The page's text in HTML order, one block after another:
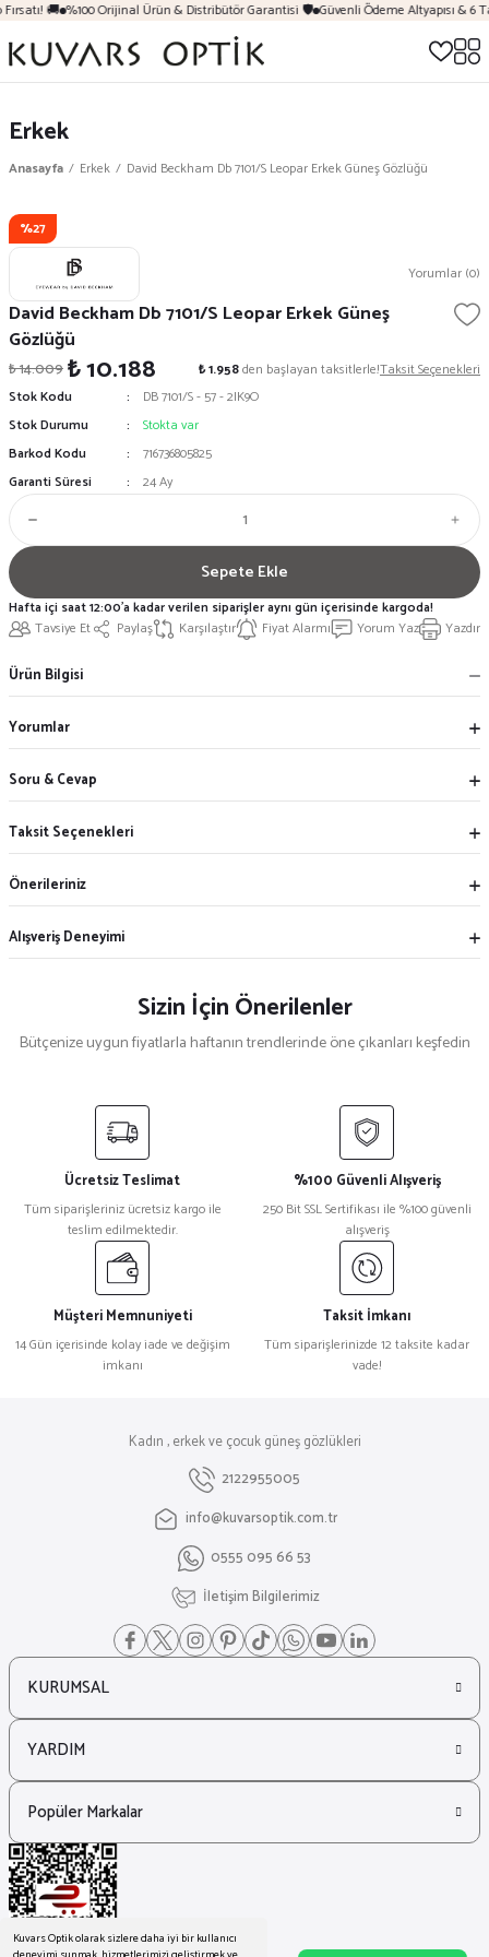
Kuvars Optik olarak sizlere daha iyi bir kullanıcı
🚚 %100 Orijinal Ürün & Distribütör Garantisi 🛡️ Güvenli Ödeme Altyapısı & 6
Erkek
Anasayfa Erkek David Beckham Db 7101/S Leopar Erkek Güneş Gözlüğü
%27
Yorumlar (0)
David Beckham Db 7101/S Leopar Erkek Güneş
Gözlüğü
₺ 14.009₺ 10.188 ₺ 1.958den başlayan taksitlerle!Taksit Seçenekleri
Stok Kodu
DB 7101/S - 57 - 2IK9O
Stok Durumu
Stokta var
Barkod Kodu
716736805825
Garanti Süresi
24 Ay
Sepete Ekle
Tavsiye Et Paylaş Karşılaştır Fiyat Alarmı Yorum Yaz Yazdır
Hafta içi saat 12:00'a kadar verilen siparişler aynı gün içerisinde kargoda!
Ürün Bilgisi
Yorumlar
Soru & Cevap
Taksit Seçenekleri
Önerileriniz
Alışveriş Deneyimi
Sizin İçin Önerilenler
Bütçenize uygun fiyatlarla haftanın trendlerinde öne çıkanları keşfedin
Prada 0Pr 15WS Kelebek Siyah Kadın Güneş Gözlüğü
₺ 22.934
%32
Gucci Gözlük Gg 1587S Oval Siyah Kadın Güneş Gözlüğü
Bottega Veneta Bv 1271S Oval Kahverengi Unisex Güneş Gözlüğü
%27
Marc Jacobs 717/S Leopar Kare Kadın Güneş Gözlüğü
₺ 13.470
₺ 9.796
Ücretsiz Teslimat
Tüm siparişleriniz ücretsiz kargo ile
teslim edilmektedir.
%100 Güvenli Alışveriş
250 Bit SSL Sertifikası ile %100 güvenli
alışveriş
Müşteri Memnuniyeti
14 Gün içerisinde kolay iade ve değişim
imkanı
Taksit İmkanı
Tüm siparişlerinizde 12 taksite kadar
vade!
Kadın , erkek ve çocuk güneş gözlükleri
2122955005
info@kuvarsoptik.com.tr
0555 095 66 53
İletişim Bilgilerimiz
KURUMSAL
YARDIM
Popüler Markalar